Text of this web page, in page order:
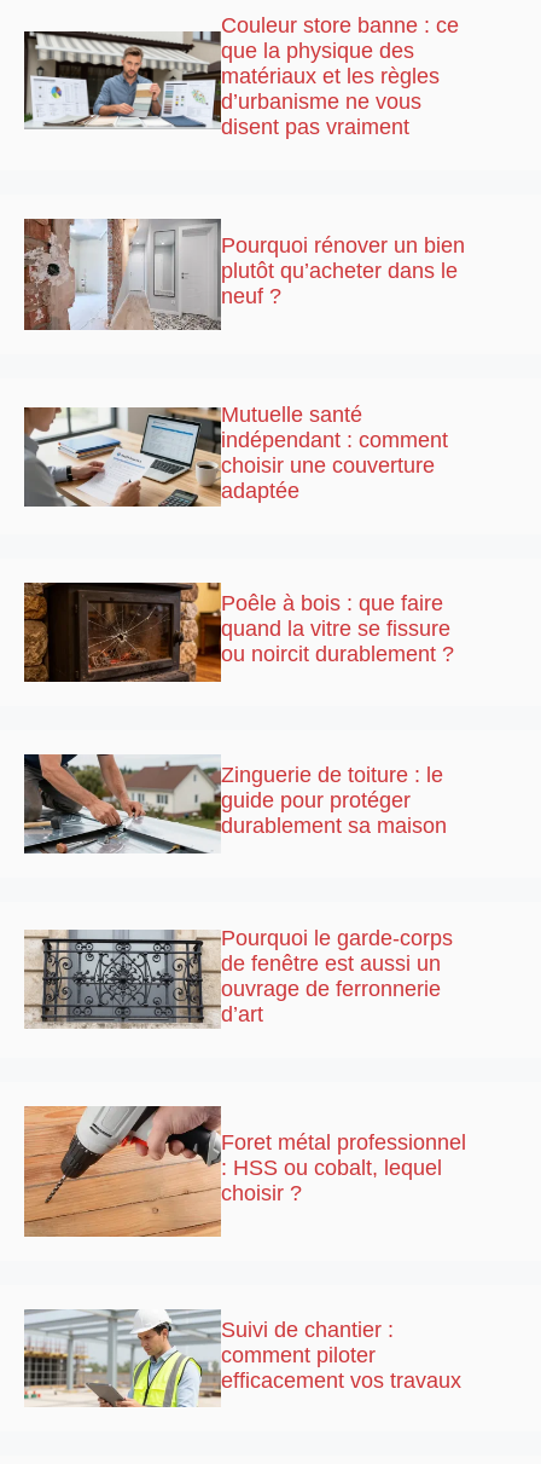
Couleur store banne : ce
que la physique des
matériaux et les règles
d’urbanisme ne vous
disent pas vraiment
Pourquoi rénover un bien
plutôt qu’acheter dans le
neuf ?
Mutuelle santé
indépendant : comment
choisir une couverture
adaptée
Poêle à bois : que faire
quand la vitre se fissure
ou noircit durablement ?
Zinguerie de toiture : le
guide pour protéger
durablement sa maison
Pourquoi le garde-corps
de fenêtre est aussi un
ouvrage de ferronnerie
d’art
Foret métal professionnel
: HSS ou cobalt, lequel
choisir ?
Suivi de chantier :
comment piloter
efficacement vos travaux